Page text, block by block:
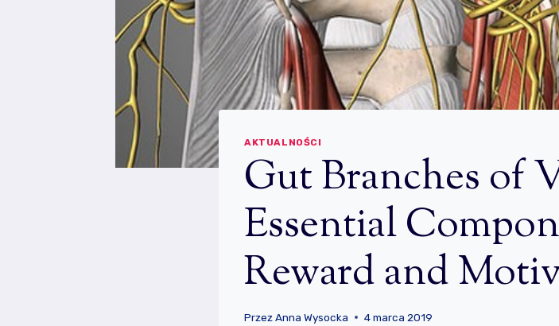
AKTUALNOŚCI
Gut Branches of
Essential
Reward and
PrzezAnna Wysocka 4 marca 2019